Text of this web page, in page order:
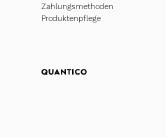
Zahlungsmethoden
Produktenpflege